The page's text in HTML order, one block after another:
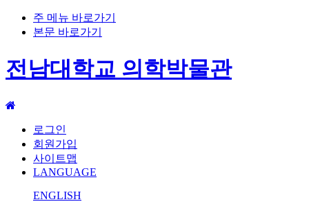
주 메뉴 바로가기
본문 바로가기
전남대학교 의학박물관
로그인
회원가입
사이트맵
LANGUAGE
ENGLISH